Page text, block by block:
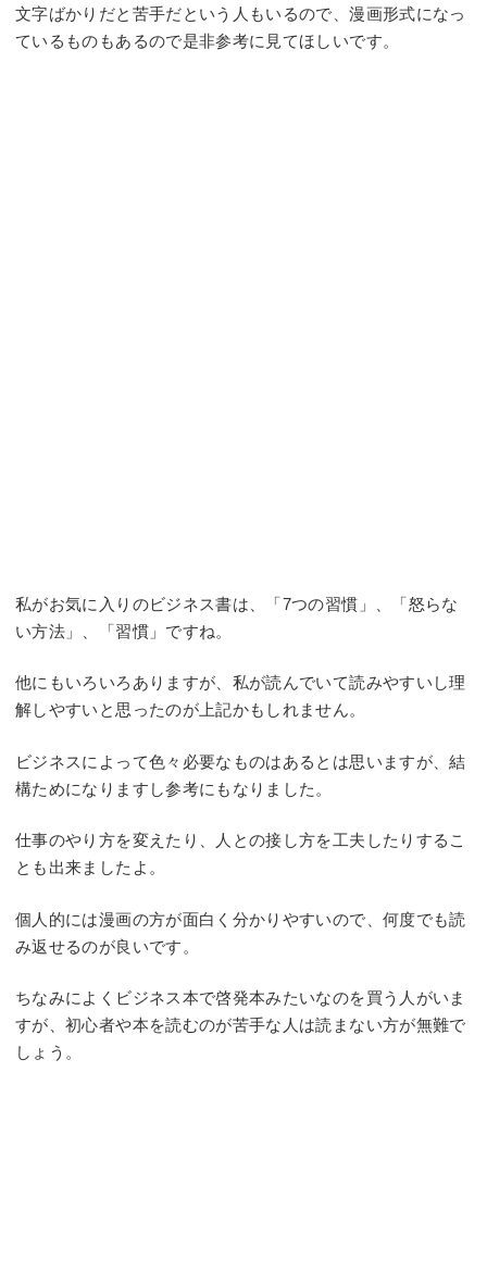
文字ばかりだと苦手だという人もいるので、漫画形式になっ
ているものもあるので是非参考に見てほしいです。
私がお気に入りのビジネス書は、「7つの習慣」、「怒らな
い方法」、「習慣」ですね。
他にもいろいろありますが、私が読んでいて読みやすいし理
解しやすいと思ったのが上記かもしれません。
ビジネスによって色々必要なものはあるとは思いますが、結
構ためになりますし参考にもなりました。
仕事のやり方を変えたり、人との接し方を工夫したりするこ
とも出来ましたよ。
個人的には漫画の方が面白く分かりやすいので、何度でも読
み返せるのが良いです。
ちなみによくビジネス本で啓発本みたいなのを買う人がいま
すが、初心者や本を読むのが苦手な人は読まない方が無難で
しょう。